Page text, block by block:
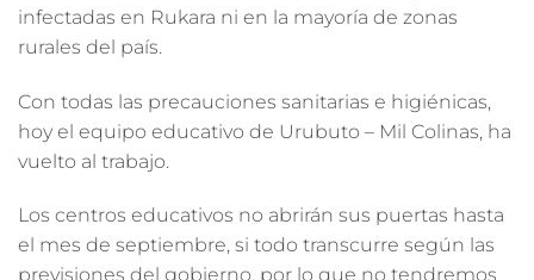
infectadas en Rukara ni en la mayoría de zonas
rurales del país.
Con todas las precauciones sanitarias e higiénicas,
hoy el equipo educativo de Urubuto – Mil Colinas, ha
vuelto al trabajo.
Los centros educativos no abrirán sus puertas hasta
el mes de septiembre, si todo transcurre según las
previsiones del gobierno, por lo que no tendremos